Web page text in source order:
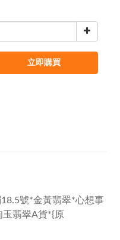
立即購買
號*金黃翡翠*心想事
翡翠A貨*{原